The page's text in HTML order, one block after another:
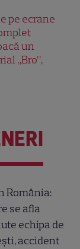
pe ecrane
un
„Bro”,
România:
se afla
echipa de
accident